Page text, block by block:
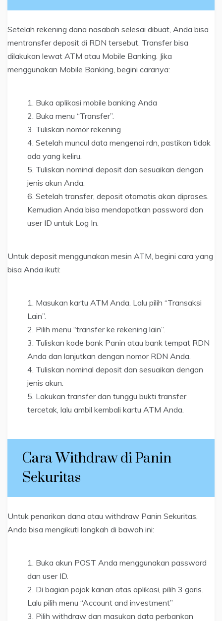
Setelah rekening dana nasabah selesai dibuat, Anda bisa
mentransfer deposit di RDN tersebut. Transfer bisa
dilakukan lewat ATM atau Mobile Banking. Jika
menggunakan Mobile Banking, begini caranya:
Buka aplikasi mobile banking Anda
Buka menu “Transfer”.
Tuliskan nomor rekening
Setelah muncul data mengenai rdn, pastikan tidak
ada yang keliru.
Tuliskan nominal deposit dan sesuaikan dengan
jenis akun Anda.
Setelah transfer, deposit otomatis akan diproses.
Kemudian Anda bisa mendapatkan password dan
user ID untuk Log In.
Untuk deposit menggunakan mesin ATM, begini cara yang
bisa Anda ikuti:
Masukan kartu ATM Anda. Lalu pilih “Transaksi
Lain”.
Pilih menu “transfer ke rekening lain”.
Tuliskan kode bank Panin atau bank tempat RDN
Anda dan lanjutkan dengan nomor RDN Anda.
Tuliskan nominal deposit dan sesuaikan dengan
jenis akun.
Lakukan transfer dan tunggu bukti transfer
tercetak, lalu ambil kembali kartu ATM Anda.
Cara Withdraw di Panin
Sekuritas
Untuk penarikan dana atau withdraw Panin Sekuritas,
Anda bisa mengikuti langkah di bawah ini:
Buka akun POST Anda menggunakan password
dan user ID.
Di bagian pojok kanan atas aplikasi, pilih 3 garis.
Lalu pilih menu “Account and investment”
Pilih withdraw dan masukan data perbankan